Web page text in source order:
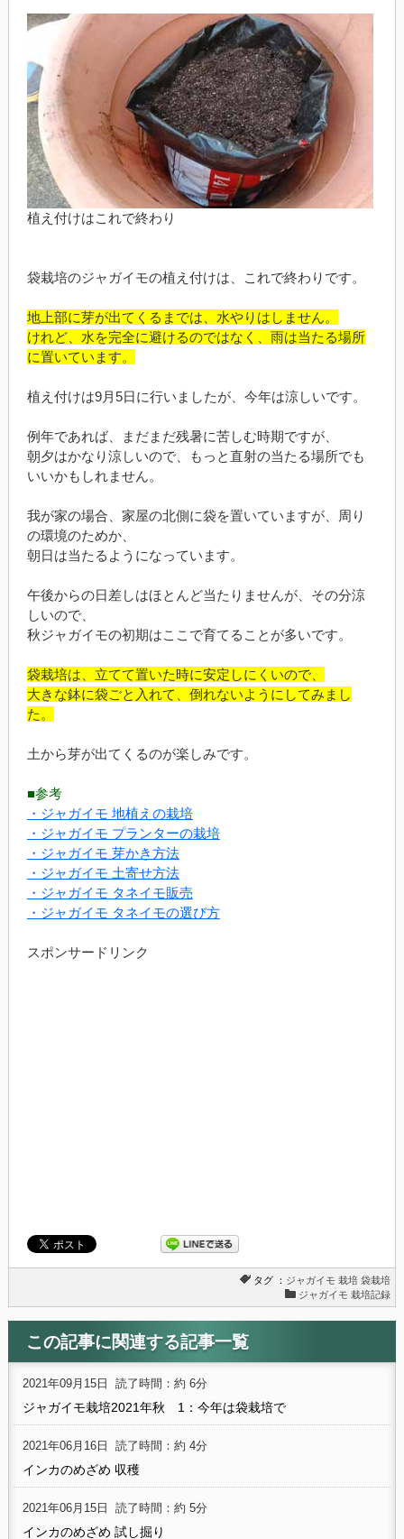
植え付けはこれで終わり
袋栽培のジャガイモの植え付けは、これで終わりです。
地上部に芽が出てくるまでは、水やりはしません。
けれど、水を完全に避けるのではなく、雨は当たる場所
に置いています。
植え付けは9月5日に行いましたが、今年は涼しいです。
例年であれば、まだまだ残暑に苦しむ時期ですが、
朝夕はかなり涼しいので、もっと直射の当たる場所でも
いいかもしれません。
我が家の場合、家屋の北側に袋を置いていますが、周り
の環境のためか、
朝日は当たるようになっています。
午後からの日差しはほとんど当たりませんが、その分涼
しいので、
秋ジャガイモの初期はここで育てることが多いです。
袋栽培は、立てて置いた時に安定しにくいので、
大きな鉢に袋ごと入れて、倒れないようにしてみまし
た。
土から芽が出てくるのが楽しみです。
■参考
・ジャガイモ 地植えの栽培
・ジャガイモ プランターの栽培
・ジャガイモ 芽かき方法
・ジャガイモ 土寄せ方法
・ジャガイモ タネイモ販売
・ジャガイモ タネイモの選び方
スポンサードリンク
タグ ： ジャガイモ 栽培 袋栽培
ジャガイモ 栽培記録
この記事に関連する記事一覧
2021年09月15日 読了時間：約 6分
ジャガイモ栽培2021年秋 1：今年は袋栽培で
2021年06月16日 読了時間：約 4分
インカのめざめ 収穫
2021年06月15日 読了時間：約 5分
インカのめざめ 試し掘り